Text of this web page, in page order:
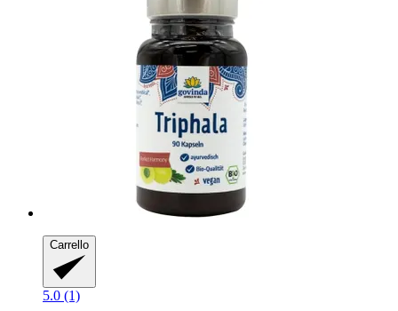
Carrello
5.0 (1)